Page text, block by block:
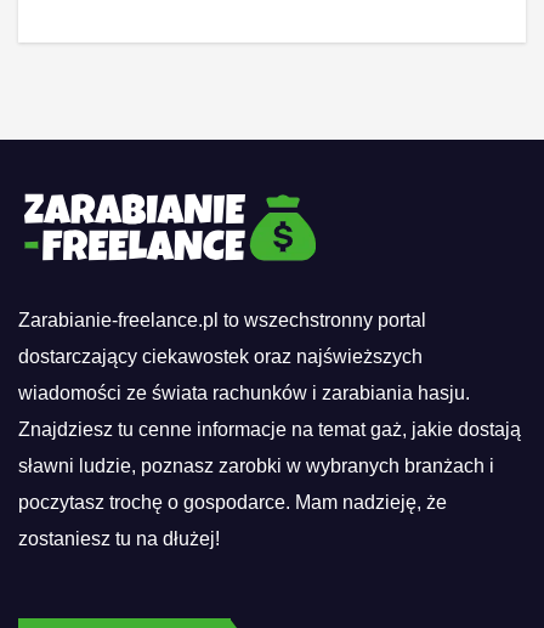
Zarabianie-freelance.pl to wszechstronny portal
dostarczający ciekawostek oraz najświeższych
wiadomości ze świata rachunków i zarabiania hasju.
Znajdziesz tu cenne informacje na temat gaż, jakie dostają
sławni ludzie, poznasz zarobki w wybranych branżach i
poczytasz trochę o gospodarce. Mam nadzieję, że
zostaniesz tu na dłużej!